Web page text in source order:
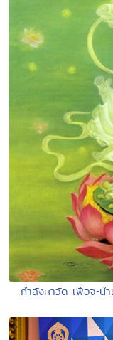
กำลังหาวัด เพื่อจะน